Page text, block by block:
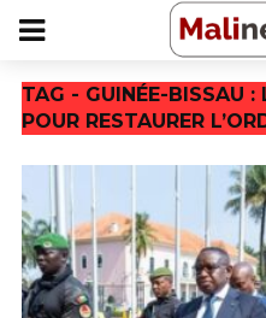
TAG - GUINÉE-BISSAU :
POUR RESTAURER